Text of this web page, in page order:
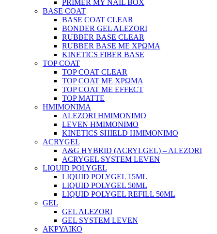
PRIMER MY NAIL BOX
BASE COAT
BASE COAT CLEAR
BONDER GEL ALEZORI
RUBBER BASE CLEAR
RUBBER BASE ΜΕ ΧΡΩΜΑ
KINETICS FIBER BASE
TOP COAT
TOP COAT CLEAR
TOP COAT ΜΕ ΧΡΩΜΑ
TOP COAT ΜΕ EFFECT
TOP MATTE
ΗΜΙΜΟΝΙΜΑ
ALEZORI ΗΜΙΜΟΝΙΜΟ
LEVEN ΗΜΙΜΟΝΙΜΟ
KINETICS SHIELD ΗΜΙΜΟΝΙΜΟ
ACRYGEL
A&G HYBRID (ACRYLGEL) – ALEZORI
ACRYGEL SYSTEM LEVEN
LIQUID POLYGEL
LIQUID POLYGEL 15ML
LIQUID POLYGEL 50ML
LIQUID POLYGEL REFILL 50ML
GEL
GEL ALEZORI
GEL SYSTEM LEVEN
ΑΚΡΥΛΙΚΟ